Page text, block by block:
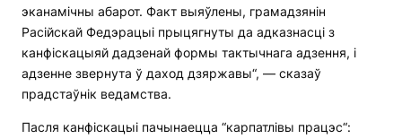
эканамічны абарот. Факт выяўлены, грамадзянін
Расійскай Федэрацыі прыцягнуты да адказнасці з
канфіскацыяй дадзенай формы тактычнага адзення, і
адзенне звернута ў даход дзяржавы“, — сказаў
прадстаўнік ведамства.
Пасля канфіскацыі пачынаецца “карпатлівы працэс“: